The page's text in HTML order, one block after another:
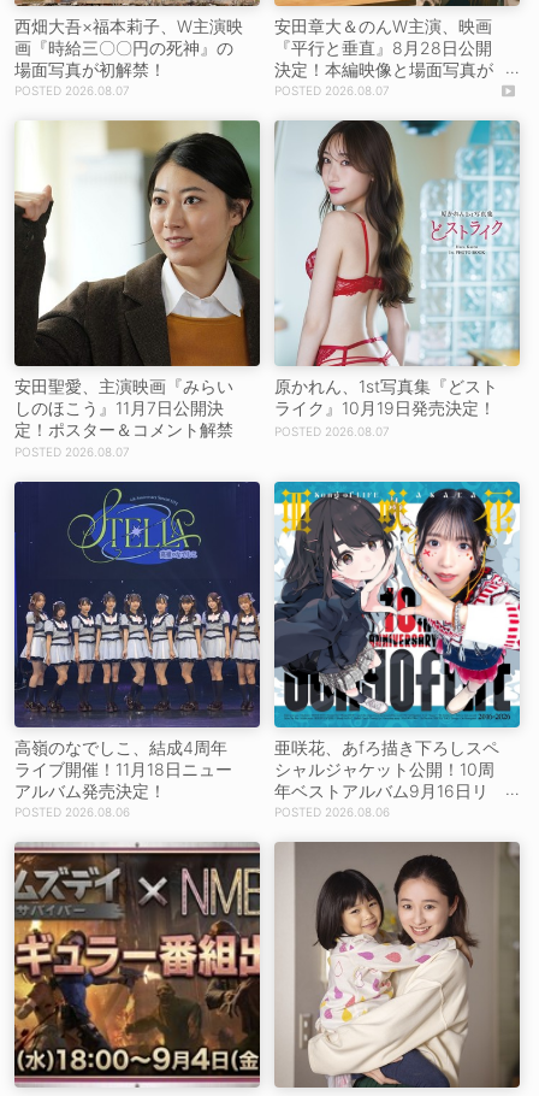
西畑大吾×福本莉子、W主演映
画『時給三〇〇円の死神』の
場面写真が初解禁！
2026.08.07
安田章大＆のんW主演、映画
『平行と垂直』8月28日公開
決定！本編映像と場面写真が
初解禁！2026.08.07
安田聖愛、主演映画『みらい
しのほこう』11月7日公開決
定！ポスター＆コメント解禁
2026.08.07
原かれん、1st写真集『どスト
ライク』10月19日発売決定！
2026.08.07
高嶺のなでしこ、結成4周年
ライブ開催！11月18日ニュー
アルバム発売決定！
2026.08.06
亜咲花、あfろ描き下ろしスペ
シャルジャケット公開！10周
年ベストアルバム9月16日リ
リース！2026.08.06